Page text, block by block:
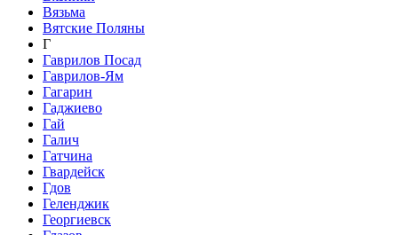
Вязьма
Вятские Поляны
Г
Гаврилов Посад
Гаврилов-Ям
Гагарин
Гаджиево
Гай
Галич
Гатчина
Гвардейск
Гдов
Геленджик
Георгиевск